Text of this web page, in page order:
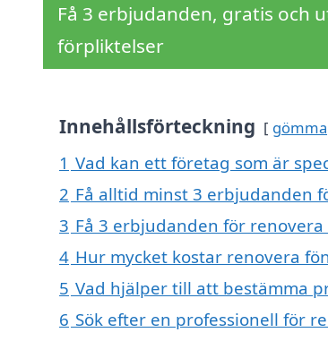
Få 3 erbjudanden, gratis och
förpliktelser
Innehållsförteckning gömma
1 Vad kan ett företag som är
2 Få alltid minst 3 erbjudanden
3 Få 3 erbjudanden för
4 Hur mycket kostar renovera
5 Vad hjälper till att bestämma
6 Sök efter en professionell för